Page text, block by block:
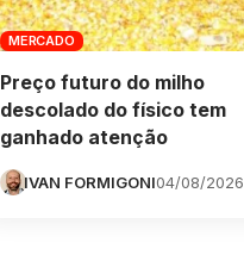
MERCADO
Preço futuro do milho
descolado do físico tem
ganhado atenção
IVAN FORMIGONI04/08/2026